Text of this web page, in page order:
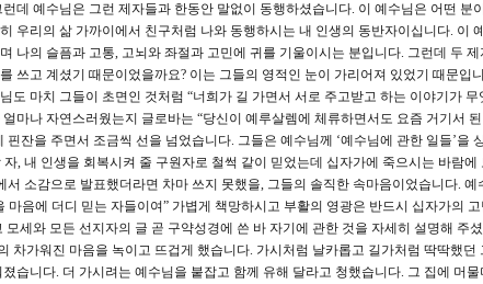
데 예수님은 그런 제자들과 한동안 말없이 동행하셨습니다. 이 예수님은 어떤 분
우리의 삶 가까이에서 친구처럼 나와 동행하시는 내 인생의 동반자이십니다. 이
나의 슬픔과 고통, 고뇌와 좌절과 고민에 귀를 기울이시는 분입니다. 그런데 두 제
쓰고 계셨기 때문이었을까요? 이는 그들의 영적인 눈이 가리어져 있었기 때문입
도 마치 그들이 초면인 것처럼 “너희가 길 가면서 서로 주고받고 하는 이야기가 무
마나 자연스러웠는지 글로바는 “당신이 예루살렘에 체류하면서도 요즘 거기서
핀잔을 주면서 조금씩 선을 넘었습니다. 그들은 예수님께 ‘예수님에 관한 일들’을
, 내 인생을 회복시켜 줄 구원자로 철썩 같이 믿었는데 십자가에 죽으시는 바람에
서 소감으로 발표했더라면 차마 쓰지 못했을, 그들의 솔직한 속마음이었습니다. 예
마음에 더디 믿는 자들이여” 가볍게 책망하시고 부활의 영광은 반드시 십자가의
세와 모든 선지자의 글 곧 구약성경에 쓴 바 자기에 관한 것을 자세히 설명해 주
차가워진 마음을 녹이고 뜨겁게 했습니다. 가시처럼 날카롭고 길가처럼 딱딱했던
습니다. 더 가시려는 예수님을 붙잡고 함께 유해 달라고 청했습니다. 그 집에 머